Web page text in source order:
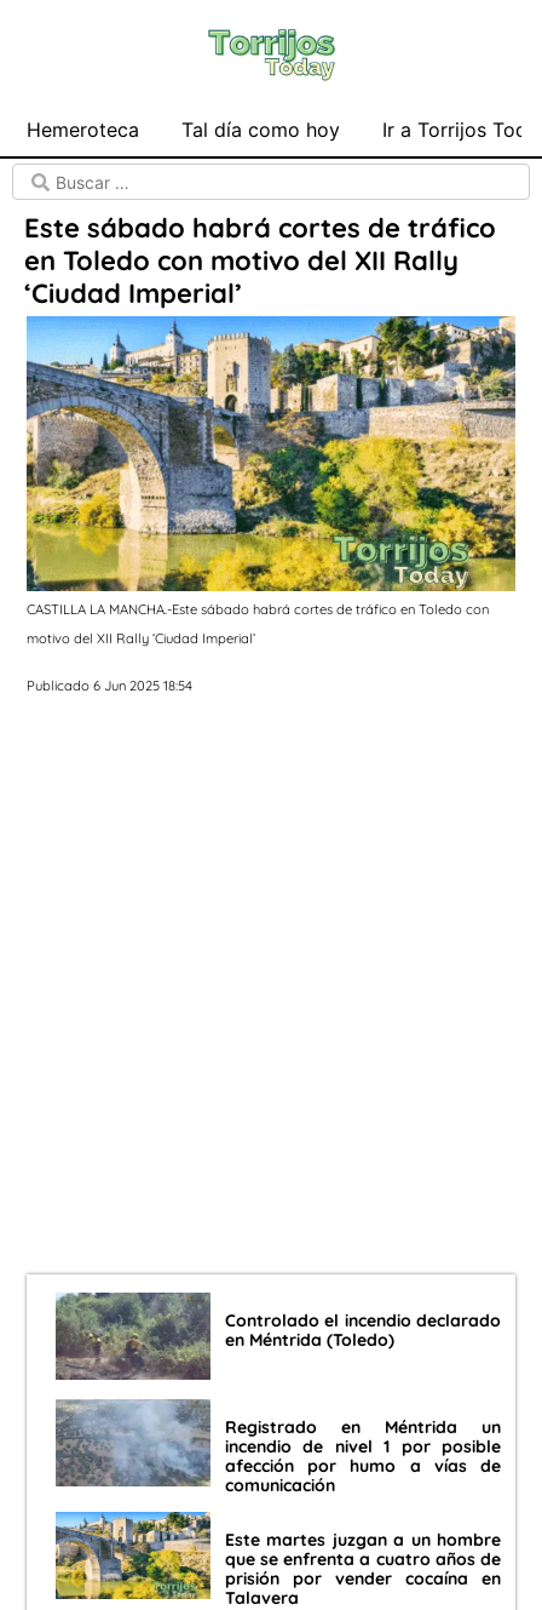
Hemeroteca Tal día como hoy Ir a Torrijos
Este sábado habrá cortes de tráfico
en Toledo con motivo del XII Rally
‘Ciudad Imperial’
CASTILLA LA MANCHA.-Este sábado habrá cortes de tráfico en Toledo con
motivo del XII Rally ‘Ciudad Imperial’
Publicado 6 Jun 2025 18:54
Controlado el incendio declarado
en Méntrida (Toledo)
Registrado en Méntrida un
incendio de nivel 1 por posible
afección por humo a vías de
comunicación
Este martes juzgan a un hombre
que se enfrenta a cuatro años de
prisión por vender cocaína en
Talavera